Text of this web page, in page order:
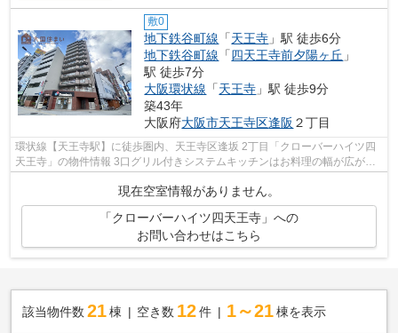
敷0
地下鉄谷町線 「天王寺 」駅 徒歩6分
地下鉄谷町線 「四天王寺前夕陽ヶ丘 」
駅 徒歩7分
大阪環状線 「天王寺 」駅 徒歩9分
築43年
大阪府大阪市天王寺区逢阪 ２丁目
環状線【天王寺駅】に徒歩圏内、天王寺区逢坂 2丁目「クローバーハイツ四
天王寺」の物件情報 3口グリル付きシステムキッチンはお料理の幅が広がり
ます♪ 天王寺はもちろん難波にも行き...
現在空室情報がありません。
「クローバーハイツ四天王寺」への
お問い合わせはこちら
該当物件数 21棟 空き数 12 件 1～21 棟を表示